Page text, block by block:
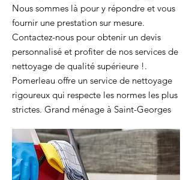
Nous sommes là pour y répondre et vous
fournir une prestation sur mesure.
Contactez-nous pour obtenir un devis
personnalisé et profiter de nos services de
nettoyage de qualité supérieure !.
Pomerleau offre un service de nettoyage
rigoureux qui respecte les normes les plus
strictes. Grand ménage à Saint-Georges